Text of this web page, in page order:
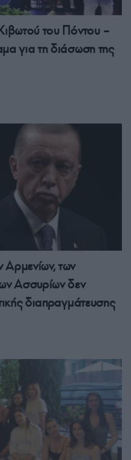
του Πόντου –
για τη διάσωση της
των
Ασσυρίων δεν
διαπραγμάτευσης